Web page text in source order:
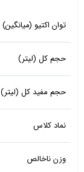
توان اکتیو (میانگین)
حجم کل (لیتر)
حجم مفید کل (لیتر)
نماد کلاس
وزن ناخالص